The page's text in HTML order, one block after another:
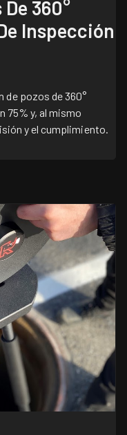
360°
Inspección
de pozos de 360°
75% y, al mismo
y el cumplimiento.